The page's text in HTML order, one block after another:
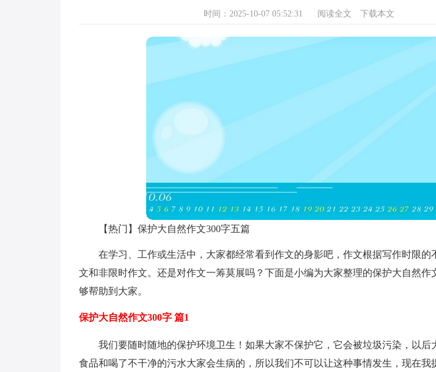
时间：2025-10-07 05:52:31 阅读全文 下载本文
【热门】保护大自然作文300字五篇
在学习、工作或生活中，大家都经常看到作文的身影吧，作文根据写作时限的
文和非限时作文。还是对作文一筹莫展吗？下面是小编为大家整理的保护大自然作
够帮助到大家。
保护大自然作文300字 篇1
我们要随时随地的保护环境卫生！如果大家不保护它，它会被垃圾污染，以后
食品和喝了不干净的污水大家会生病的，所以我们不可以让这种事情发生，现在我